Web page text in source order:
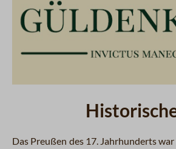
Das Preußen des 17. Jahrhunderts